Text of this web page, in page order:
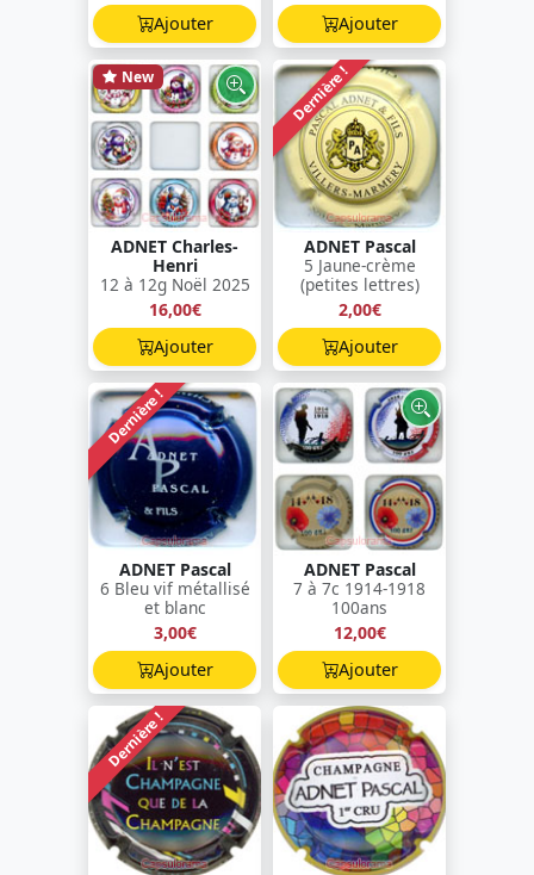
Ajouter
Ajouter
New
ADNET Charles-
Henri
12 à 12g Noël 2025
16,00€
Ajouter
Dernière !
ADNET Pascal
5 Jaune-crème
(petites lettres)
2,00€
Ajouter
Dernière !
ADNET Pascal
6 Bleu vif métallisé
et blanc
3,00€
Ajouter
ADNET Pascal
7 à 7c 1914-1918
100ans
12,00€
Ajouter
Dernière !